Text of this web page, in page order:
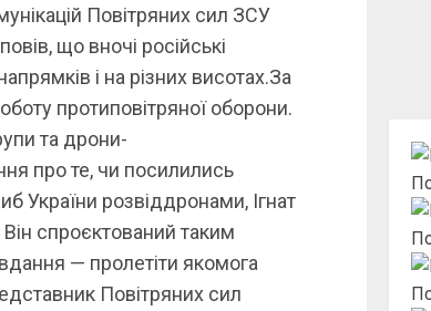
Повітряних сил ЗСУ
що вночі російські
і на різних висотах.За
протиповітряної оборони.
та дрони-
про те, чи посилились
України розвіддронами, Ігнат
спроєктований таким
— пролетіти якомога
Повітряних сил